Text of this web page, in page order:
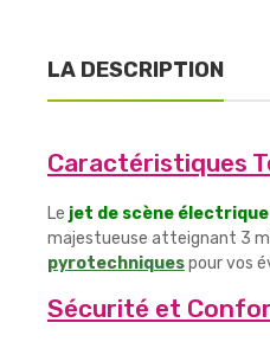
LA DESCRIPTION
Caractéristiques
Le jet de scène
majestueuse atteignant 3
pyrotechniquespour vos
Sécurité et